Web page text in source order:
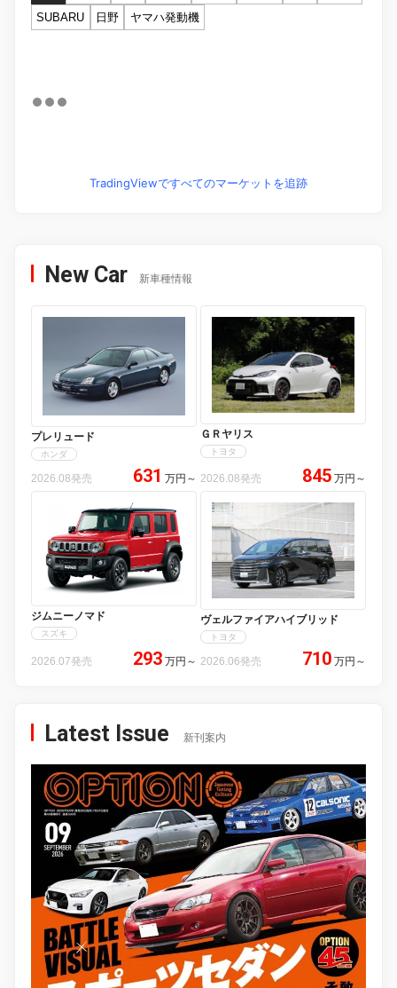
SUBARU
日野 ヤマハ発動機
TradingViewですべてのマーケットを追跡
New Car 新車種情報
プレリュード
ホンダ
2026.08発売 631 万円 ～
ＧＲヤリス
トヨタ
2026.08発売 845 万円 ～
ジムニーノマド
スズキ
2026.07発売 293 万円 ～
ヴェルファイアハイブリッド
トヨタ
2026.06発売 710 万円 ～
Latest Issue 新刊案内